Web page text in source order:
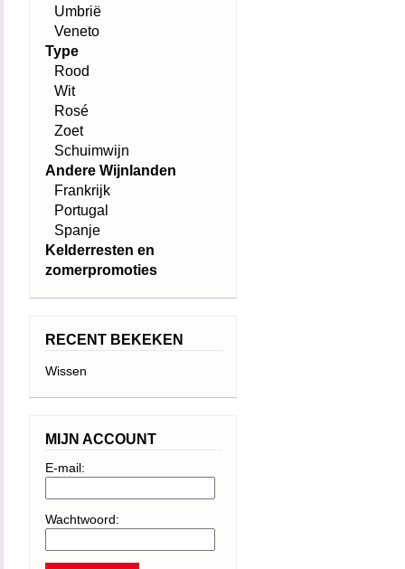
Umbrië
Veneto
Type
Rood
Wit
Rosé
Zoet
Schuimwijn
Andere Wijnlanden
Frankrijk
Portugal
Spanje
Kelderresten en
zomerpromoties
RECENT BEKEKEN
Wissen
MIJN ACCOUNT
E-mail:
Wachtwoord: